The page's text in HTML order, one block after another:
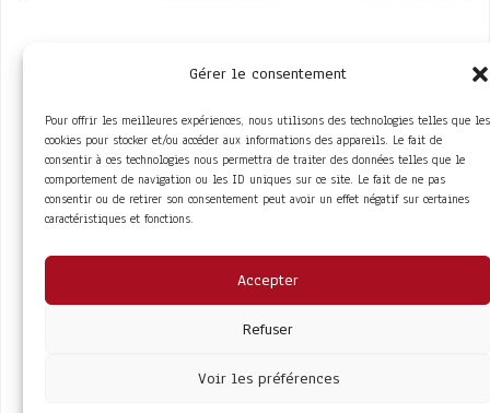
Gérer le consentement
Pour offrir les meilleures expériences, nous utilisons des technologies telles que les
cookies pour stocker et/ou accéder aux informations des appareils. Le fait de
consentir à ces technologies nous permettra de traiter des données telles que le
comportement de navigation ou les ID uniques sur ce site. Le fait de ne pas
consentir ou de retirer son consentement peut avoir un effet négatif sur certaines
caractéristiques et fonctions.
Accepter
Refuser
Voir les préférences
ACCÈS RAPIDE
La Trompe
La FITF
Agenda
Partenaires
Espace adhérent
Conditions Générales de Vente